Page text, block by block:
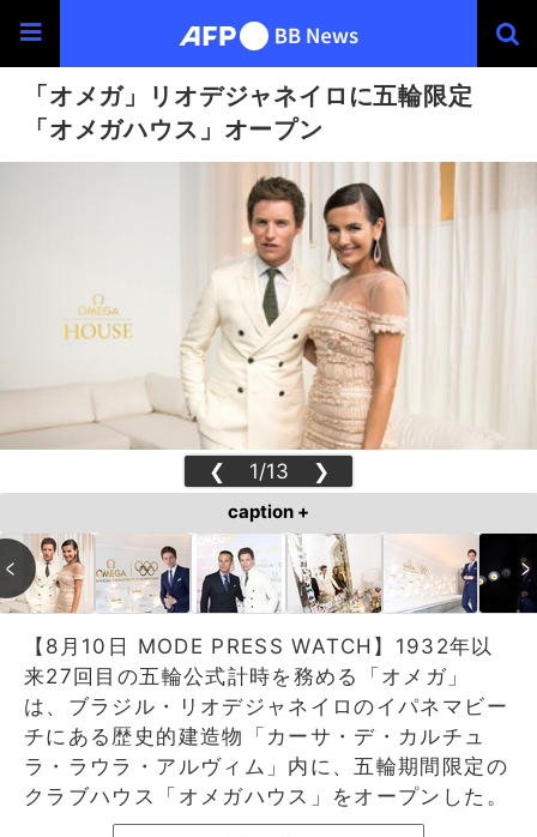
「オメガ」リオデジャネイロに五輪限定
「オメガハウス」オープン
❮ 1/13 ❯
caption +
【8月10日 MODE PRESS WATCH】1932年以
来27回目の五輪公式計時を務める「オメガ」
は、ブラジル・リオデジャネイロのイパネマビー
チにある歴史的建造物「カーサ・デ・カルチュ
ラ・ラウラ・アルヴィム」内に、五輪期間限定の
クラブハウス「オメガハウス」をオープンした。